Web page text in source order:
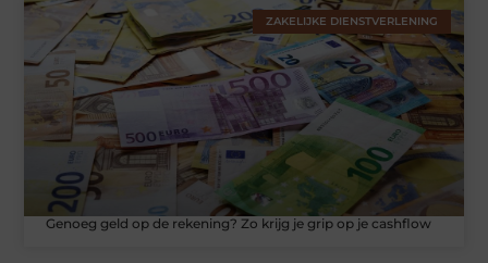
ZAKELIJKE DIENSTVERLENING
Genoeg geld op de rekening? Zo krijg je grip op je cashflow